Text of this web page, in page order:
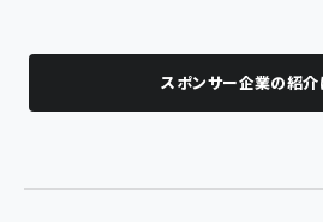
スポンサー企業の紹介